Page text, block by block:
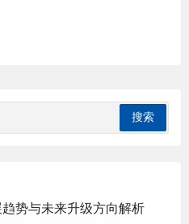
势与未来升级方向解析